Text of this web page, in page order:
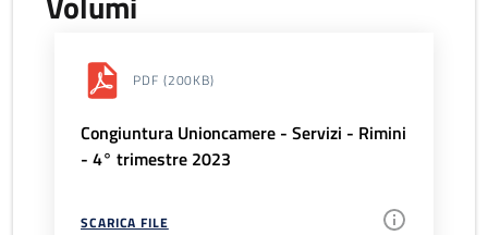
PDF (200KB)
Congiuntura Unioncamere - Servizi - Rimini
- 4° trimestre 2023
SCARICA FILE